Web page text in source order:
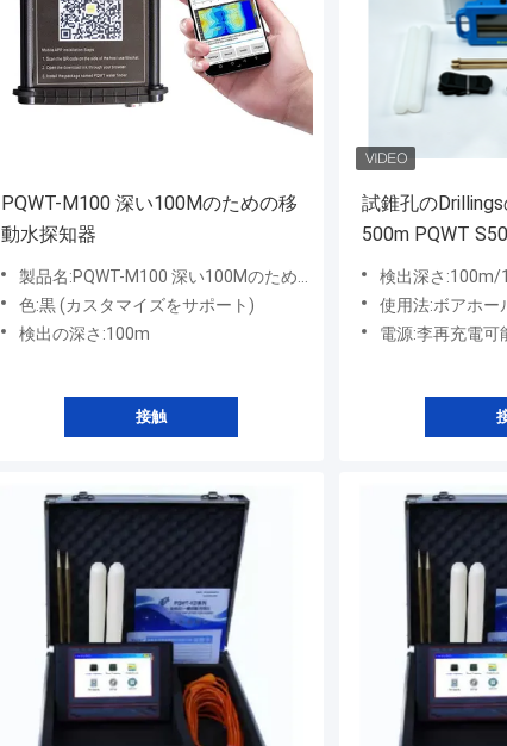
PQWT-M100 深い100Mのための移
動水探知器
製品名:PQWT-M100 深い100Mのための移動水探知器
色:黒 (カスタマイズをサポート)
検出の深さ:100m
接触
試錐孔の
500m PQWT
検出深さ
使用法:ボアホー
電源:李再充電可